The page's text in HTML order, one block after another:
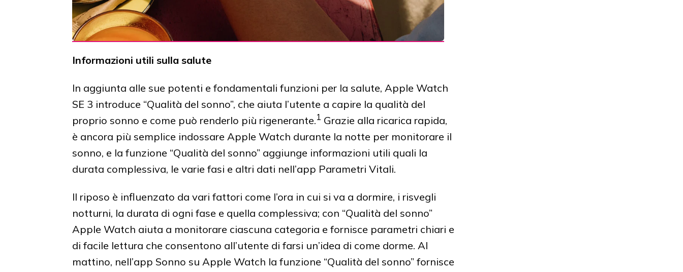
Informazioni utili sulla salute
In aggiunta alle sue potenti e fondamentali funzioni per la salute, Apple Watch
SE 3 introduce “Qualità del sonno”, che aiuta l’utente a capire la qualità del
proprio sonno e come può renderlo più rigenerante.1 Grazie alla ricarica rapida,
è ancora più semplice indossare Apple Watch durante la notte per monitorare il
sonno, e la funzione “Qualità del sonno” aggiunge informazioni utili quali la
durata complessiva, le varie fasi e altri dati nell’app Parametri Vitali.
Il riposo è influenzato da vari fattori come l’ora in cui si va a dormire, i risvegli
notturni, la durata di ogni fase e quella complessiva; con “Qualità del sonno”
Apple Watch aiuta a monitorare ciascuna categoria e fornisce parametri chiari e
di facile lettura che consentono all’utente di farsi un’idea di come dorme. Al
mattino, nell’app Sonno su Apple Watch la funzione “Qualità del sonno” fornisce